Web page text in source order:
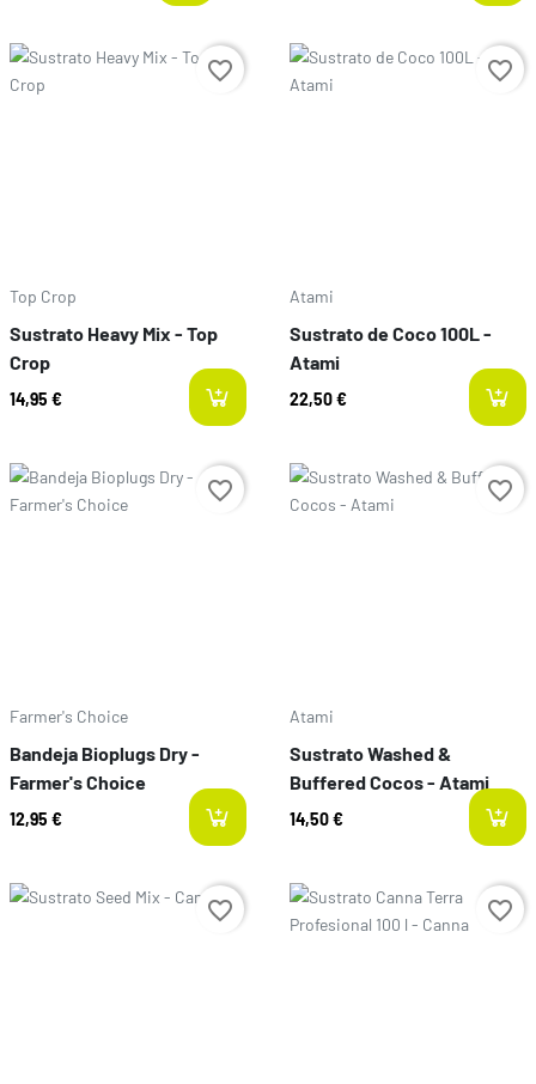
Preço
Top Crop
Sustrato Heavy Mix - Top
Crop
14,95 €
favorite_border Preço
Atami
Sustrato de Coco 100L -
Atami
22,50 €
favorite_border
Preço
Farmer's Choice
Bandeja Bioplugs Dry -
Farmer's Choice
12,95 €
favorite_border Preço
Atami
Sustrato Washed &
Buffered Cocos - Atami
14,50 €
favorite_border
Preço favorite_border Preço favorite_border